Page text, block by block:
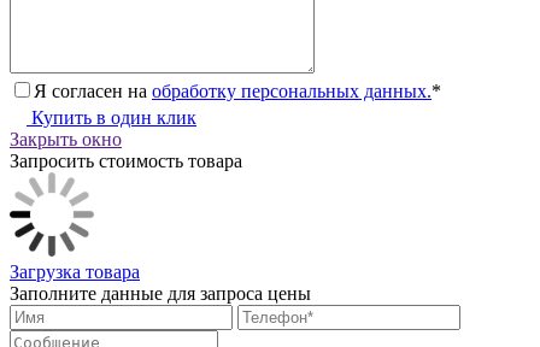
Я согласен на обработку персональных данных.*
Купить в один клик
Закрыть окно
Запросить стоимость товара
Загрузка товара
Заполните данные для запроса цены